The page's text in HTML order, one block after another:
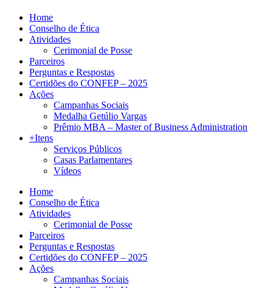
Home
Conselho de Ética
Atividades
Cerimonial de Posse
Parceiros
Perguntas e Respostas
Certidões do CONFEP – 2025
Ações
Campanhas Sociais
Medalha Getúlio Vargas
Prêmio MBA – Master of Business Administration
+Itens
Serviços Públicos
Casas Parlamentares
Vídeos
Home
Conselho de Ética
Atividades
Cerimonial de Posse
Parceiros
Perguntas e Respostas
Certidões do CONFEP – 2025
Ações
Campanhas Sociais